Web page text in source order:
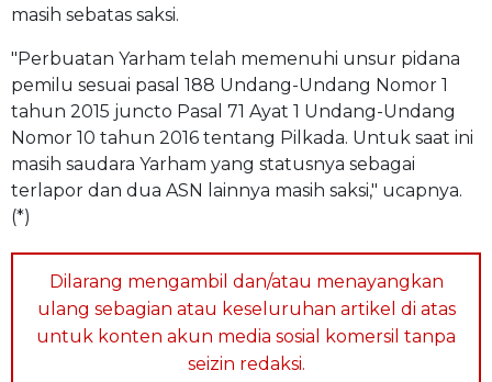
masih sebatas saksi.
"Perbuatan Yarham telah memenuhi unsur pidana
pemilu sesuai pasal 188 Undang-Undang Nomor 1
tahun 2015 juncto Pasal 71 Ayat 1 Undang-Undang
Nomor 10 tahun 2016 tentang Pilkada. Untuk saat ini
masih saudara Yarham yang statusnya sebagai
terlapor dan dua ASN lainnya masih saksi," ucapnya.
(*)
Dilarang mengambil dan/atau menayangkan
ulang sebagian atau keseluruhan artikel di atas
untuk konten akun media sosial komersil tanpa
seizin redaksi.